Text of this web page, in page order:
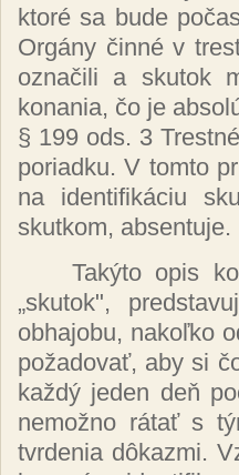
ktorésa bude
Orgány činnév
označili a skutok
konania, čo je
§ 199 ods. 3
poriadku. V tomto
na identifikáciu
skutkom, absentuje.
Takýto opis
„skutok",
obhajobu, nakoľko
požadovať, aby si
každý jeden deň
nemožno rátaťs
tvrdenia dôkazmi.